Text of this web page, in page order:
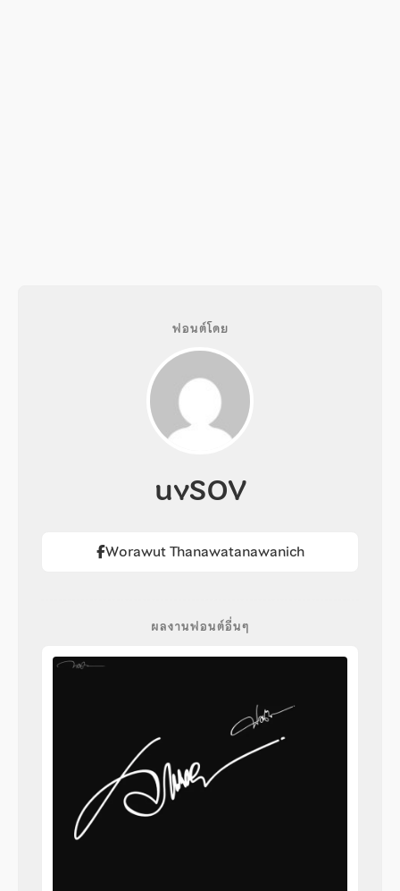
ฟอนต์โดย
uvSOV
Worawut Thanawatanawanich
ผลงานฟอนต์อื่นๆ